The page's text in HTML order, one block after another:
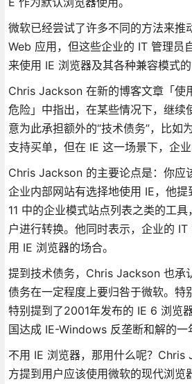
微软已经尝试了许多不同的方法来推
Web 应用，但这些企业的 IT 管理员
来使用 IE 浏览器及其各种兼容模式的
Chris Jackson 在新的博客文章「使
危险」中指出，在某些情况下，继续
意为此承担额外的“技术债务”，比如
支持买单，但在 IE 这一场景下，企
Chris Jackson 的主要论点是：你应
企业内部网站有选择地使用 IE，他
11 中的企业模式站点列表之类的工
户进行转换。他同时表示，企业的
用 IE 浏览器的场合。
提到技术债务，Chris Jackson 也承
债务在一定程度上要归咎于微软。
特别提到了2001年发布的 IE 6 浏览
国达成 IE-Windows 反垄断和解的一
不用 IE 浏览器，那用什么呢？
方提到用户应该使用微软的现代浏